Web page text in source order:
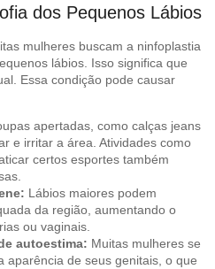
dos Pequenos Lábios
mulheres buscam a ninfoplastia
lábios. Isso significa que
Essa condição pode causar
apertadas, como calças jeans
e irritar a área. Atividades como
certos esportes também
Lábios maiores podem
da região, aumentando o
ou vaginais.
autoestima: Muitas mulheres se
aparência de seus genitais, o que